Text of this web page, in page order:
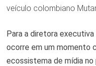
veículo colombiano
Para a diretora
ocorre em um momento
ecossistema de mídia no